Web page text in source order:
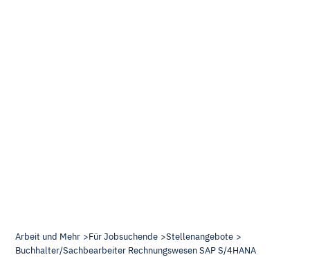
Arbeit und Mehr Für Jobsuchende
Stellenangebote
Buchhalter/Sachbearbeiter Rechnungswesen SAP S/4HANA